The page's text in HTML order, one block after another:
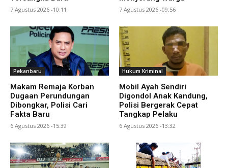
7 Agustus 2026 -10:11 7 Agustus 2026 -09:56
Pekanbaru
Makam Remaja Korban
Dugaan Perundungan
Dibongkar, Polisi Cari
Fakta Baru
6 Agustus 2026 -15:39
Hukum Kriminal
Mobil Ayah Sendiri
Digondol Anak Kandung,
Polisi Bergerak Cepat
Tangkap Pelaku
6 Agustus 2026 -13:32